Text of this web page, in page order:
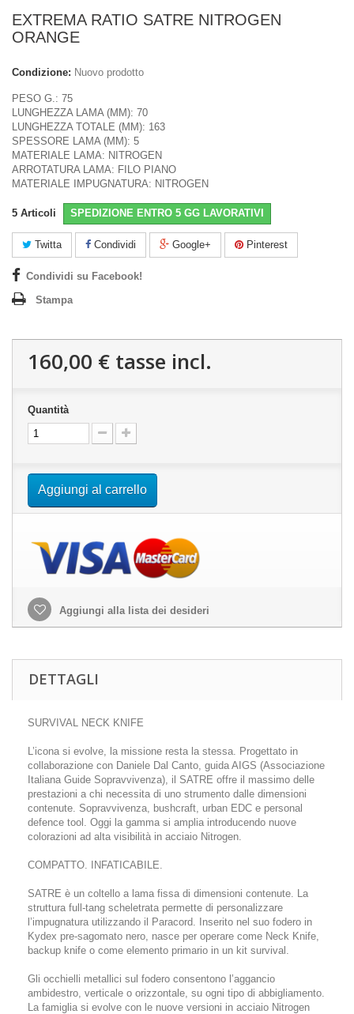
EXTREMA RATIO SATRE NITROGEN
ORANGE
Condizione: Nuovo prodotto
PESO G.: 75
LUNGHEZZA LAMA (MM): 70
LUNGHEZZA TOTALE (MM): 163
SPESSORE LAMA (MM): 5
MATERIALE LAMA: NITROGEN
ARROTATURA LAMA: FILO PIANO
MATERIALE IMPUGNATURA: NITROGEN
5 Articoli SPEDIZIONE ENTRO 5 GG LAVORATIVI
Twitta Condividi Google+ Pinterest
Condividi su Facebook!
Stampa
160,00 € tasse incl.
Quantità
Aggiungi al carrello
Aggiungi alla lista dei desideri
DETTAGLI
SURVIVAL NECK KNIFE
L’icona si evolve, la missione resta la stessa. Progettato in
collaborazione con Daniele Dal Canto, guida AIGS (Associazione
Italiana Guide Sopravvivenza), il SATRE offre il massimo delle
prestazioni a chi necessita di uno strumento dalle dimensioni
contenute. Sopravvivenza, bushcraft, urban EDC e personal
defence tool. Oggi la gamma si amplia introducendo nuove
colorazioni ad alta visibilità in acciaio Nitrogen.
COMPATTO. INFATICABILE.
SATRE è un coltello a lama fissa di dimensioni contenute. La
struttura full-tang scheletrata permette di personalizzare
l’impugnatura utilizzando il Paracord. Inserito nel suo fodero in
Kydex pre-sagomato nero, nasce per operare come Neck Knife,
backup knife o come elemento primario in un kit survival.
Gli occhielli metallici sul fodero consentono l’aggancio
ambidestro, verticale o orizzontale, su ogni tipo di abbigliamento.
La famiglia si evolve con le nuove versioni in acciaio Nitrogen